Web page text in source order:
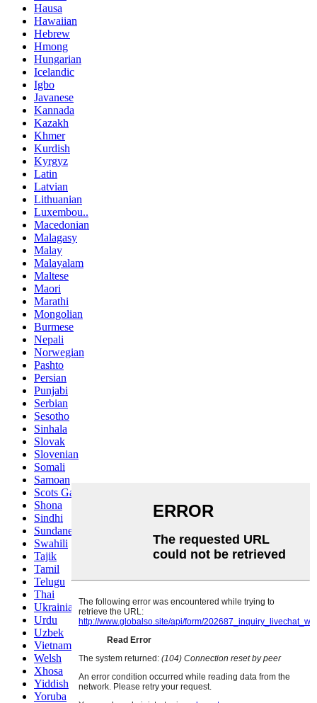
Hausa
Hawaiian
Hebrew
Hmong
Hungarian
Icelandic
Igbo
Javanese
Kannada
Kazakh
Khmer
Kurdish
Kyrgyz
Latin
Latvian
Lithuanian
Luxembou..
Macedonian
Malagasy
Malay
Malayalam
Maltese
Maori
Marathi
Mongolian
Burmese
Nepali
Norwegian
Pashto
Persian
Punjabi
Serbian
Sesotho
Sinhala
Slovak
Slovenian
Somali
Samoan
Scots Gaelic
Shona
Sindhi
Sundanese
Swahili
Tajik
Tamil
Telugu
Thai
Ukrainian
Urdu
Uzbek
Vietnamese
Welsh
Xhosa
Yiddish
Yoruba